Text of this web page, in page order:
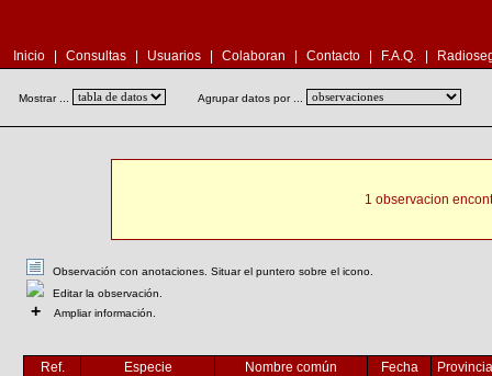
Inicio Consultas Usuarios Colaboran Contacto F.A.Q.
Mostrar ... Agrupar datos por ...
1 observacion
Observación con anotaciones. Situar el puntero sobre el icono.
Editar la observación.
+ Ampliar información.
Ref. Especie Nombre común Fecha
Provincia